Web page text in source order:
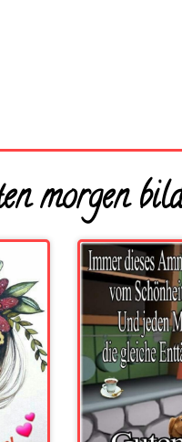
morgen